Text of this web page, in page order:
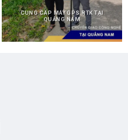
CUNG CẤP MÁY GPS RTK TẠI
QUẢNG NAM